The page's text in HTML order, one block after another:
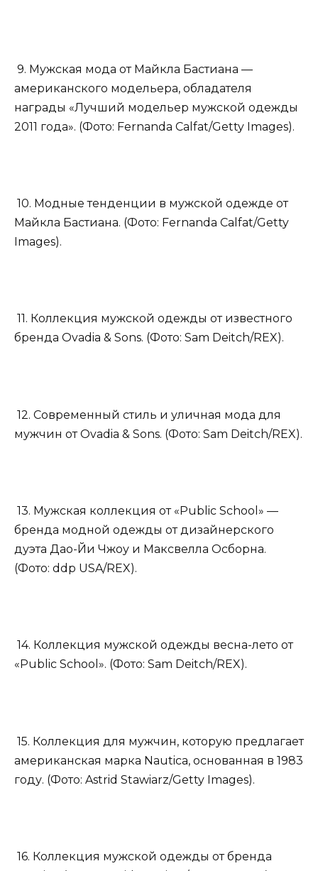
9. Мужская мода от Майкла Бастиана —
американского модельера, обладателя
награды «Лучший модельер мужской одежды
2011 года». (Фото: Fernanda Calfat/Getty Images).
10. Модные тенденции в мужской одежде от
Майкла Бастиана. (Фото: Fernanda Calfat/Getty
Images).
11. Коллекция мужской одежды от известного
бренда Ovadia & Sons. (Фото: Sam Deitch/REX).
12. Современный стиль и уличная мода для
мужчин от Ovadia & Sons. (Фото: Sam Deitch/REX).
13. Мужская коллекция от «Public School» —
бренда модной одежды от дизайнерского
дуэта Дао-Йи Чжоу и Максвелла Осборна.
(Фото: ddp USA/REX).
14. Коллекция мужской одежды весна-лето от
«Public School». (Фото: Sam Deitch/REX).
15. Коллекция для мужчин, которую предлагает
американская марка Nautica, основанная в 1983
году. (Фото: Astrid Stawiarz/Getty Images).
16. Коллекция мужской одежды от бренда